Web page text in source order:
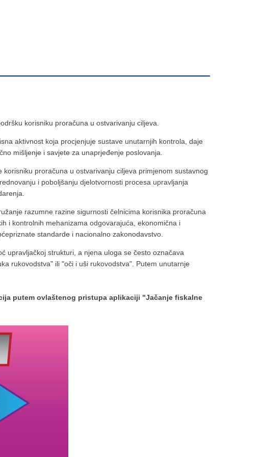
korisniku proračuna u ostvarivanju ciljeva.
aktivnost koja procjenjuje sustave unutarnjih kontrola, daje
mišljenje i savjete za unaprjeđenje poslovanja.
korisniku proračuna u ostvarivanju ciljeva primjenom sustavnog
i poboljšanju djelotvornosti procesa upravljanja
razumne razine sigurnosti čelnicima korisnika proračuna
i kontrolnih mehanizama odgovarajuća, ekonomična i
standarde i nacionalno zakonodavstvo.
upravljačkoj strukturi, a njena uloga se često označava
rukovodstva" ili "oči i uši rukovodstva". Putem unutarnje
putem ovlaštenog pristupa aplikaciji "Jačanje fiskalne